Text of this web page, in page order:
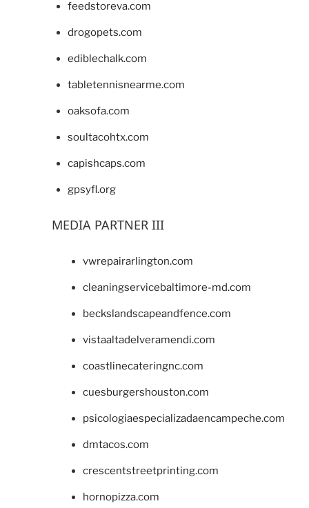
feedstoreva.com
drogopets.com
ediblechalk.com
tabletennisnearme.com
oaksofa.com
soultacohtx.com
capishcaps.com
gpsyfl.org
MEDIA PARTNER III
vwrepairarlington.com
cleaningservicebaltimore-md.com
beckslandscapeandfence.com
vistaaltadelveramendi.com
coastlinecateringnc.com
cuesburgershouston.com
psicologiaespecializadaencampeche.com
dmtacos.com
crescentstreetprinting.com
hornopizza.com